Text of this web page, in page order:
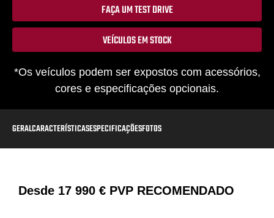
FAÇA UM TEST DRIVE
VEÍCULOS EM STOCK
*Os veículos podem ser expostos com acessórios,
cores e especificações opcionais.
GERALCARACTERÍSTICASESPECIFICAÇÕESFOTOS
Desde 17 990 € PVP RECOMENDADO